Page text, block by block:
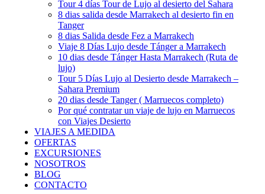
Tour 4 días Tour de Lujo al desierto del Sahara
8 dias salida desde Marrakech al desierto fin en
Tanger
8 dias Salida desde Fez a Marrakech
Viaje 8 Días Lujo desde Tánger a Marrakech
10 dias desde Tánger Hasta Marrakech (Ruta de
lujo)
Tour 5 Días Lujo al Desierto desde Marrakech –
Sahara Premium
20 dias desde Tanger ( Marruecos completo)
Por qué contratar un viaje de lujo en Marruecos
con Viajes Desierto
VIAJES A MEDIDA
OFERTAS
EXCURSIONES
NOSOTROS
BLOG
CONTACTO